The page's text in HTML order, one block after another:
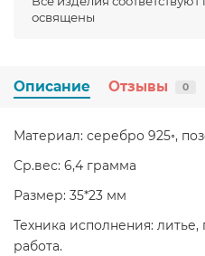
освящены
Описание Отзывы 0
Материал: серебро 925◦,
Ср.вес: 6,4 грамма
Размер: 35*23 мм
Техника исполнения:
работа.